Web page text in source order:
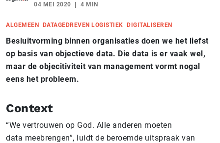
04 MEI 2020 4 MIN
ALGEMEEN DATAGEDREVEN LOGISTIEK DIGITALISEREN
Besluitvorming binnen organisaties doen we het liefst
op basis van objectieve data. Die data is er vaak wel,
maar de objecitiviteit van management vormt nogal
eens het probleem.
Context
“We vertrouwen op God. Alle anderen moeten
data meebrengen”, luidt de beroemde uitspraak van